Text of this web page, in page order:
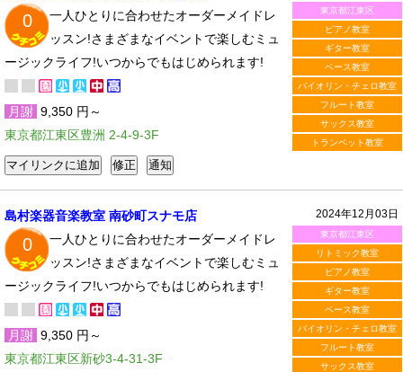
東京都江東区
ピアノ教室
ギター教室
ベース教室
バイオリン・チェロ教室
フルート教室
サックス教室
トランペット教室
0
一人ひとりに合わせたオーダーメイドレ
ッスン!さまざまなイベントで楽しむミュ
ージックライフ!いつからでもはじめられます!
月謝 9,350 円～
東京都江東区豊洲 2-4-9-3F
2024年12月03日
東京都江東区
リトミック教室
ピアノ教室
ギター教室
ベース教室
バイオリン・チェロ教室
フルート教室
サックス教室
島村楽器音楽教室 南砂町スナモ店
0
一人ひとりに合わせたオーダーメイドレ
ッスン!さまざまなイベントで楽しむミュ
ージックライフ!いつからでもはじめられます!
月謝 9,350 円～
東京都江東区新砂3-4-31-3F